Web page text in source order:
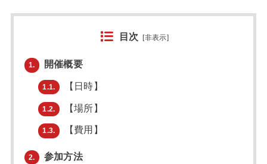
目次 [非表示]
1. 開催概要
1.1. 【日時】
1.2. 【場所】
1.3. 【費用】
2. 参加方法